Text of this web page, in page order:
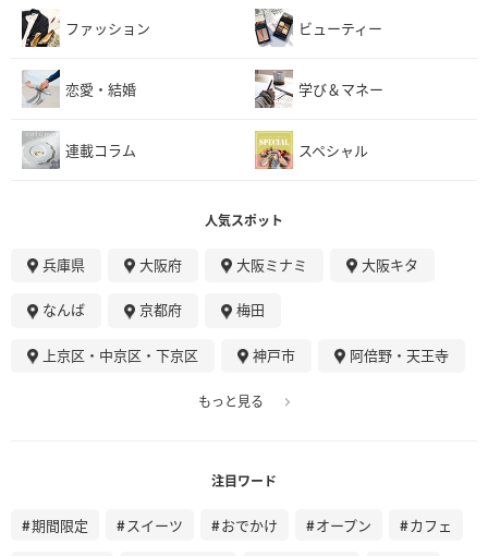
ファッション ビューティー
恋愛・結婚 学び＆マネー
連載コラム スペシャル
人気スポット
兵庫県 大阪府 大阪ミナミ 大阪キタ
なんば 京都府 梅田
上京区・中京区・下京区 神戸市 阿倍野・天王寺
もっと見る
注目ワード
期間限定 スイーツ おでかけ オープン カフェ